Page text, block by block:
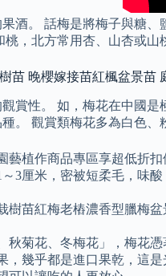
酒。 話梅是將梅子與糖
，北方常用杏、山杏或
苗 晚櫻嫁接苗紅楓盆景苗
賞性。 如，梅花在中國
。 觀賞類梅花多為白色、
藝植作商品專區享超低折
3厘米，密被短柔毛，味
樹苗紅梅老樁濃香型臘梅
秋菊花、冬梅花」，梅花憑
，幾乎都是進口果乾，這